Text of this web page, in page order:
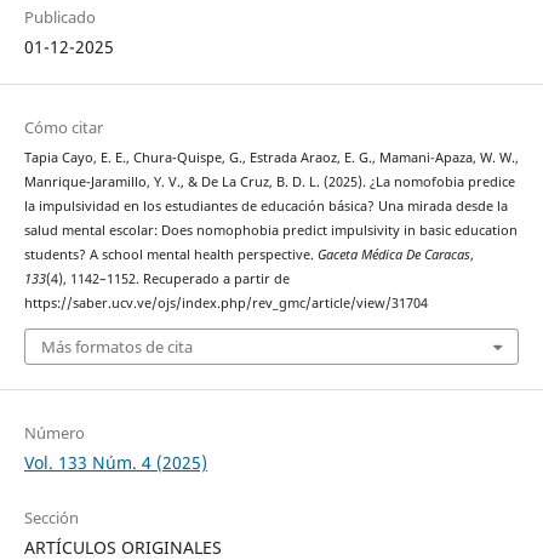
Publicado
01-12-2025
Cómo citar
Tapia Cayo, E. E., Chura-Quispe, G., Estrada Araoz, E. G., Mamani-Apaza, W. W.,
Manrique-Jaramillo, Y. V., & De La Cruz, B. D. L. (2025). ¿La nomofobia predice
la impulsividad en los estudiantes de educación básica? Una mirada desde la
salud mental escolar: Does nomophobia predict impulsivity in basic education
students? A school mental health perspective. Gaceta Médica De Caracas,
133(4), 1142–1152. Recuperado a partir de
https://saber.ucv.ve/ojs/index.php/rev_gmc/article/view/31704
Más formatos de cita
Número
Vol. 133 Núm. 4 (2025)
Sección
ARTÍCULOS ORIGINALES